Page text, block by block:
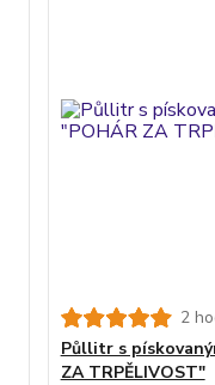
2
Půllitr s
ZA TRPĚLIVOST"